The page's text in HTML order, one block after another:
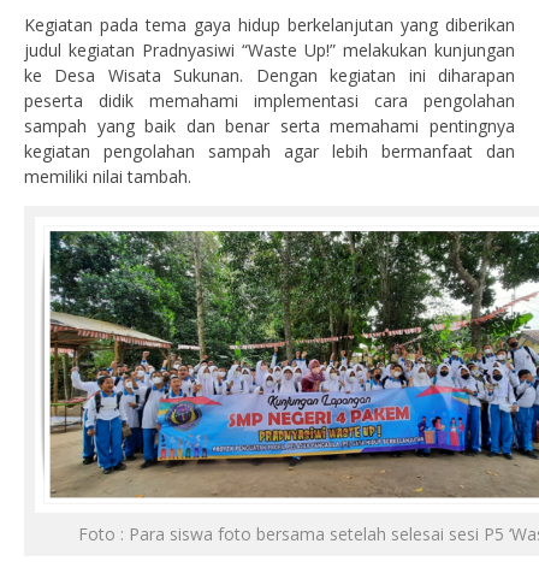
Kegiatan pada tema gaya hidup berkelanjutan yang diberikan
judul kegiatan Pradnyasiwi “Waste Up!” melakukan kunjungan
ke Desa Wisata Sukunan. Dengan kegiatan ini diharapan
peserta didik memahami implementasi cara pengolahan
sampah yang baik dan benar serta memahami pentingnya
kegiatan pengolahan sampah agar lebih bermanfaat dan
memiliki nilai tambah.
Foto : Para siswa foto bersama setelah selesai sesi P5